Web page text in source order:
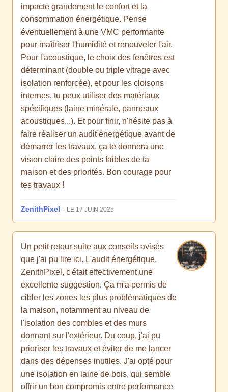
impacte grandement le confort et la
consommation énergétique. Pense
éventuellement à une VMC performante
pour maîtriser l'humidité et renouveler l'air.
Pour l'acoustique, le choix des fenêtres est
déterminant (double ou triple vitrage avec
isolation renforcée), et pour les cloisons
internes, tu peux utiliser des matériaux
spécifiques (laine minérale, panneaux
acoustiques...). Et pour finir, n'hésite pas à
faire réaliser un audit énergétique avant de
démarrer les travaux, ça te donnera une
vision claire des points faibles de ta
maison et des priorités. Bon courage pour
tes travaux !
ZenithPixel - LE 17 JUIN 2025
Un petit retour suite aux conseils avisés
que j'ai pu lire ici. L'audit énergétique,
ZenithPixel, c'était effectivement une
excellente suggestion. Ça m'a permis de
cibler les zones les plus problématiques de
la maison, notamment au niveau de
l'isolation des combles et des murs
donnant sur l'extérieur. Du coup, j'ai pu
prioriser les travaux et éviter de me lancer
dans des dépenses inutiles. J'ai opté pour
une isolation en laine de bois, qui semble
offrir un bon compromis entre performance